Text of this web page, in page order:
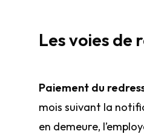
Les voies de
Paiement du
mois suivant la
en demeure,